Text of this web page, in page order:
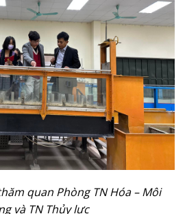
quan Phòng TN Hóa – Môi
và TN Thủy lực